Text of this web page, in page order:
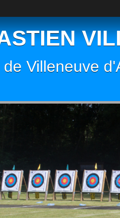
Villeneuve